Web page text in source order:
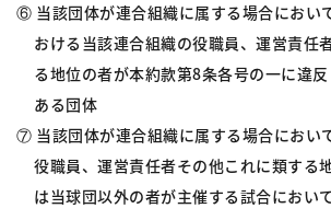
⑥ 当該団体が連合組織に属する場合におい
おける当該連合組織の役職員、運営責任
る地位の者が本約款第8条各号の一に違
ある団体
⑦ 当該団体が連合組織に属する場合におい
役職員、運営責任者その他これに類する
は当球団以外の者が主催する試合におい